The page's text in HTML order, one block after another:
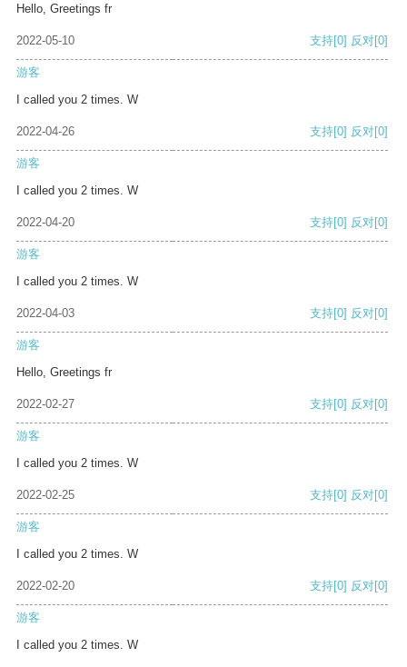
Hello, Greetings fr
2022-05-10 支持[0] 反对[0]
游客
I called you 2 times. W
2022-04-26 支持[0] 反对[0]
游客
I called you 2 times. W
2022-04-20 支持[0] 反对[0]
游客
I called you 2 times. W
2022-04-03 支持[0] 反对[0]
游客
Hello, Greetings fr
2022-02-27 支持[0] 反对[0]
游客
I called you 2 times. W
2022-02-25 支持[0] 反对[0]
游客
I called you 2 times. W
2022-02-20 支持[0] 反对[0]
游客
I called you 2 times. W